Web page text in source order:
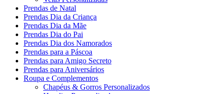
Prendas de Natal
Prendas Dia da Criança
Prendas Dia da Mãe
Prendas Dia do Pai
Prendas Dia dos Namorados
Prendas para a Páscoa
Prendas para Amigo Secreto
Prendas para Aniversários
Roupa e Complementos
Chapéus & Gorros Personalizados